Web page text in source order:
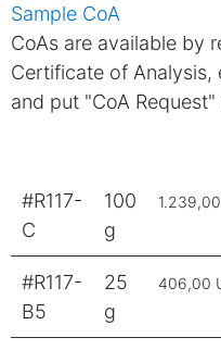
Sample CoA
CoAs are available by
Certificate of Analysis,
and put "CoA
#R117-
C
100
g
#R117-
B5
25
g
406,00